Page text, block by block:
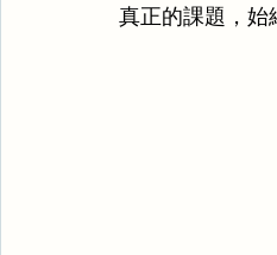
真正的課題，始